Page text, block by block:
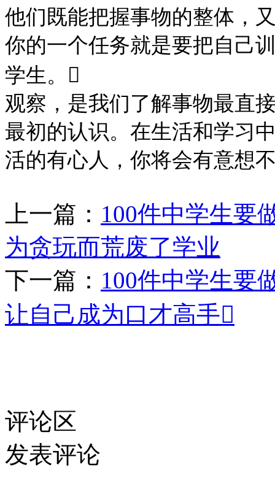
他们既能把握事物的整体，
你的一个任务就是要把自己
学生。 
观察，是我们了解事物最直
最初的认识。在生活和学习
活的有心人，你将会有意想
上一篇： 100件中学生要
为贪玩而荒废了学业
下一篇： 100件中学生要
让自己成为口才高手
评论区
发表评论